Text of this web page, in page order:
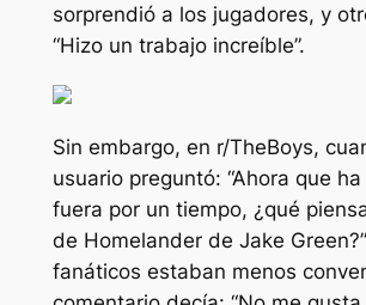
sorprendió a los jugadores, y
“Hizo un trabajo increíble”.
Sin embargo, en r/TheBoys,
usuario preguntó: “Ahora que
fuera por un tiempo, ¿qué
de Homelander de Jake
fanáticos estaban menos